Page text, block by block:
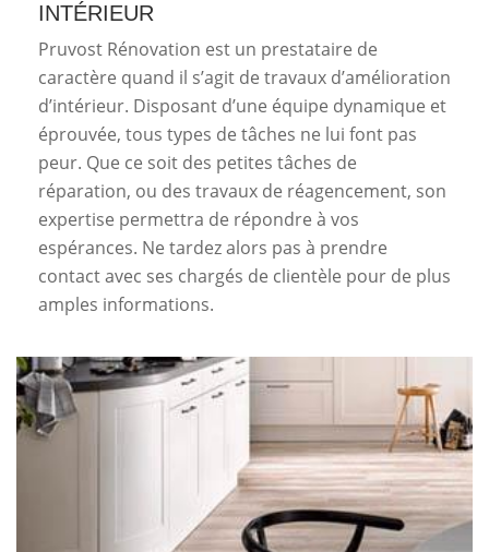
INTÉRIEUR
Pruvost Rénovation est un prestataire de
caractère quand il s’agit de travaux d’amélioration
d’intérieur. Disposant d’une équipe dynamique et
éprouvée, tous types de tâches ne lui font pas
peur. Que ce soit des petites tâches de
réparation, ou des travaux de réagencement, son
expertise permettra de répondre à vos
espérances. Ne tardez alors pas à prendre
contact avec ses chargés de clientèle pour de plus
amples informations.